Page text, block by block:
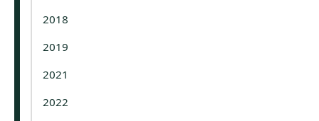
2018
2019
2021
2022